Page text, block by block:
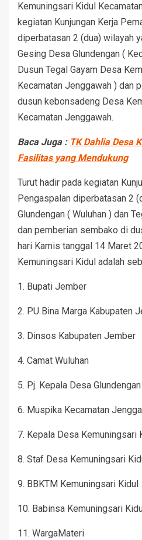
Kemuningsari Kidul
kegiatan Kunjungan Kerja
diperbatasan 2 (dua) wilayah
Gesing Desa Glundengan (
Dusun Tegal Gayam Desa
Kecamatan Jenggawah ) dan
dusun kebonsadeng Desa
Kecamatan Jenggawah.
Baca Juga : TK Dahlia Desa
Fasilitas yang Mendukung
Turut hadir pada kegiatan
Pengaspalan diperbatasan 2
Glundengan ( Wuluhan ) dan
dan pemberian sembako di
hari Kamis tanggal 14 Maret
Kemuningsari Kidul adalah
1. Bupati Jember
2. PU Bina Marga Kabupaten
3. Dinsos Kabupaten Jember
4. Camat Wuluhan
5. Pj. Kepala Desa Glundengan
6. Muspika Kecamatan
7. Kepala Desa Kemuningsari
8. Staf Desa Kemuningsari
9. BBKTM Kemuningsari Kidul
10. Babinsa Kemuningsari
11. WargaMateri